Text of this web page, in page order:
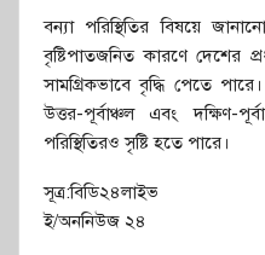
বন্যা পরিস্থিতির বিষয়ে
বৃষ্টিপাতজনিত কারণে দেশের
সামগ্রিকভাবে বৃদ্ধি পেতে
উত্তর-পূর্বাঞ্চল এবং দক্ষিণ-
পরিস্থিতিরও সৃষ্টি হতে পারে।
সূত্র:বিডি২৪লাইভ
ই/অননিউজ ২৪